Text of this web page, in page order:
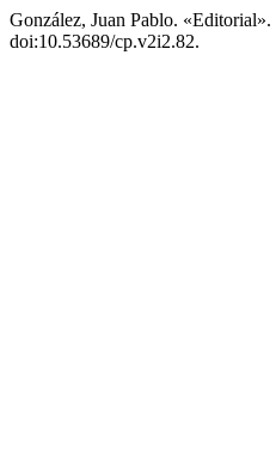
González, Juan Pablo. «Editorial».
doi:10.53689/cp.v2i2.82.